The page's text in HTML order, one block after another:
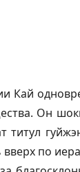
Кай
Он
титул
по